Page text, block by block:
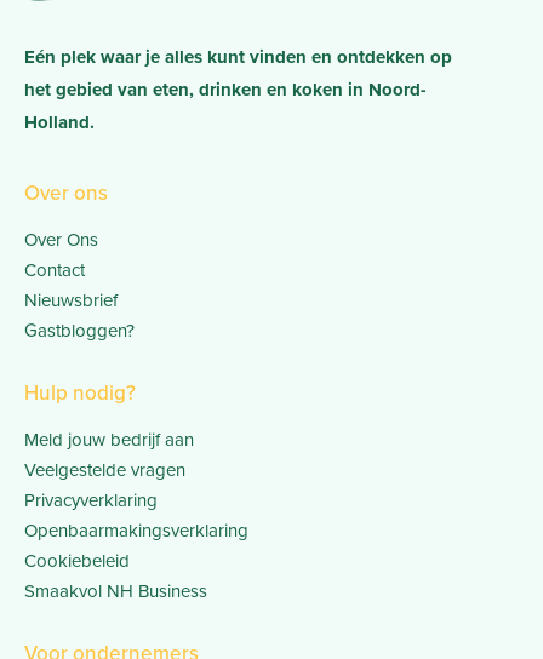
Eén plek waar je alles kunt vinden en ontdekken op
het gebied van eten, drinken en koken in Noord-
Holland.
Over ons
Over Ons
Contact
Nieuwsbrief
Gastbloggen?
Hulp nodig?
Meld jouw bedrijf aan
Veelgestelde vragen
Privacyverklaring
Openbaarmakingsverklaring
Cookiebeleid
Smaakvol NH Business